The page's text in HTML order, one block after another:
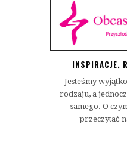
INSPIRACJE,
Jesteśmy
rodzaju, a
samego. O
przeczytać